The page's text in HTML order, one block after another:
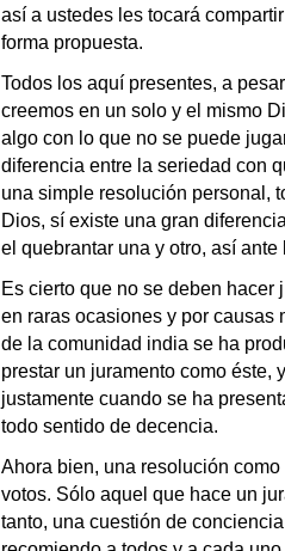
así a ustedes les tocará
forma propuesta.
Todos los aquí presentes, a
creemos en un solo y el mismo
algo con lo que no se puede
diferencia entre la seriedad con
una simple resolución personal,
Dios, sí existe una gran
el quebrantar una y otro, así
Es cierto que no se deben
en raras ocasiones y por causas
de la comunidad india se ha
prestar un juramento como éste,
justamente cuando se ha
todo sentido de decencia.
Ahora bien, una resolución
votos. Sólo aquel que hace un
tanto, una cuestión de